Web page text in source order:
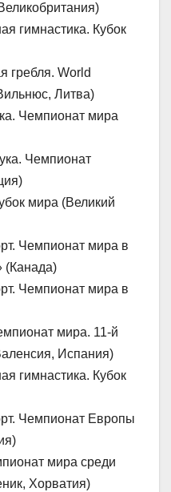
гимнастика. Кубок
гребля. World
Литва)
Чемпионат мира
Чемпионат
мира (Великий
Чемпионат мира в
(Канада)
Чемпионат мира в
мира. 11-й
Испания)
гимнастика. Кубок
Чемпионат Европы
мира среди
Хорватия)